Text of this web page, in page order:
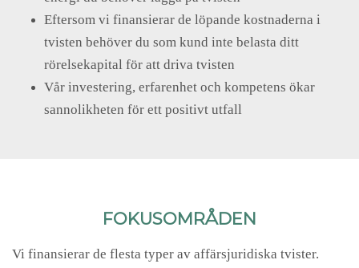
Eftersom vi finansierar de löpande kostnaderna i
tvisten behöver du som kund inte belasta ditt
rörelsekapital för att driva tvisten
Vår investering, erfarenhet och kompetens ökar
sannolikheten för ett positivt utfall
FOKUSOMRÅDEN
Vi finansierar de flesta typer av affärsjuridiska tvister.